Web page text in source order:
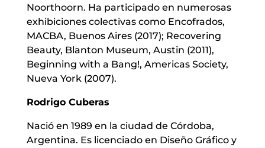
Noorthoorn. Ha participado en numerosas
exhibiciones colectivas como Encofrados,
MACBA, Buenos Aires (2017); Recovering
Beauty, Blanton Museum, Austin (2011),
Beginning with a Bang!, Americas Society,
Nueva York (2007).
Rodrigo Cuberas
Nació en 1989 en la ciudad de Córdoba,
Argentina. Es licenciado en Diseño Gráfico y